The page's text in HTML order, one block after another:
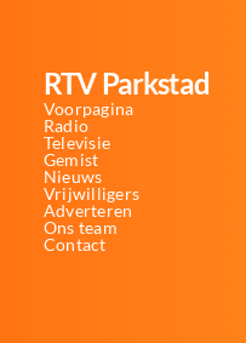
RTV Parkstad
Voorpagina
Radio
Televisie
Gemist
Nieuws
Vrijwilligers
Adverteren
Ons team
Contact